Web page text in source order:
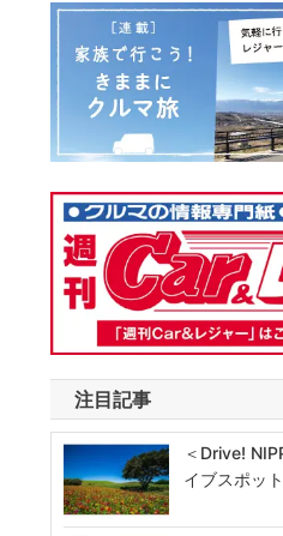
注目記事
＜Drive!
イブスポッ